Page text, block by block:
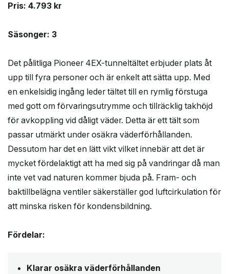
Pris: 4.793 kr
Säsonger: 3
Det pålitliga Pioneer 4EX-tunneltältet erbjuder plats åt
upp till fyra personer och är enkelt att sätta upp. Med
en enkelsidig ingång leder tältet till en rymlig förstuga
med gott om förvaringsutrymme och tillräcklig takhöjd
för avkoppling vid dåligt väder. Detta är ett tält som
passar utmärkt under osäkra väderförhållanden.
Dessutom har det en lätt vikt vilket innebär att det är
mycket fördelaktigt att ha med sig på vandringar då man
inte vet vad naturen kommer bjuda på. Fram- och
baktillbelägna ventiler säkerställer god luftcirkulation för
att minska risken för kondensbildning.
Fördelar:
Klarar osäkra väderförhållanden